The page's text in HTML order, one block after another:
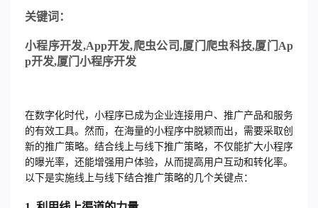
关键词：
小程序开发,App开发,爬虫公司,厦门爬虫科技,厦门 Ap
p开发,厦门小程序开发
在数字化时代，小程序已成为企业连接用户、推广产品和服务
的有效工具。然而，在海量的小程序中脱颖而出，需要采取创
新的推广策略。结合线上与线下推广策略，不仅能扩大小程序
的曝光率，还能增强用户体验，从而提高用户互动和转化率。
以下是实施线上与线下结合推广策略的几个关键点：